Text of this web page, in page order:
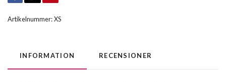
Artikelnummer:XS
INFORMATION RECENSIONER